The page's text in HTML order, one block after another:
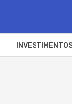
INVESTIMENTOS